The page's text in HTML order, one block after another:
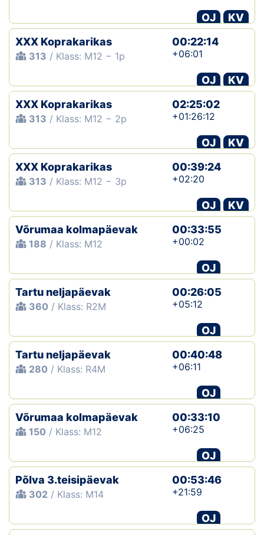
OJ
KV
XXX Koprakarikas
313 / Klass: M12 − 1p
00:22:14
+06:01
OJ
KV
XXX Koprakarikas
313 / Klass: M12 − 2p
02:25:02
+01:26:12
OJ
KV
XXX Koprakarikas
313 / Klass: M12 − 3p
00:39:24
+02:20
OJ
KV
Võrumaa kolmapäevak
188 / Klass: M12
00:33:55
+00:02
OJ
Tartu neljapäevak
360 / Klass: R2M
00:26:05
+05:12
OJ
Tartu neljapäevak
280 / Klass: R4M
00:40:48
+06:11
OJ
Võrumaa kolmapäevak
150 / Klass: M12
00:33:10
+06:25
OJ
Põlva 3.teisipäevak
302 / Klass: M14
00:53:46
+21:59
OJ